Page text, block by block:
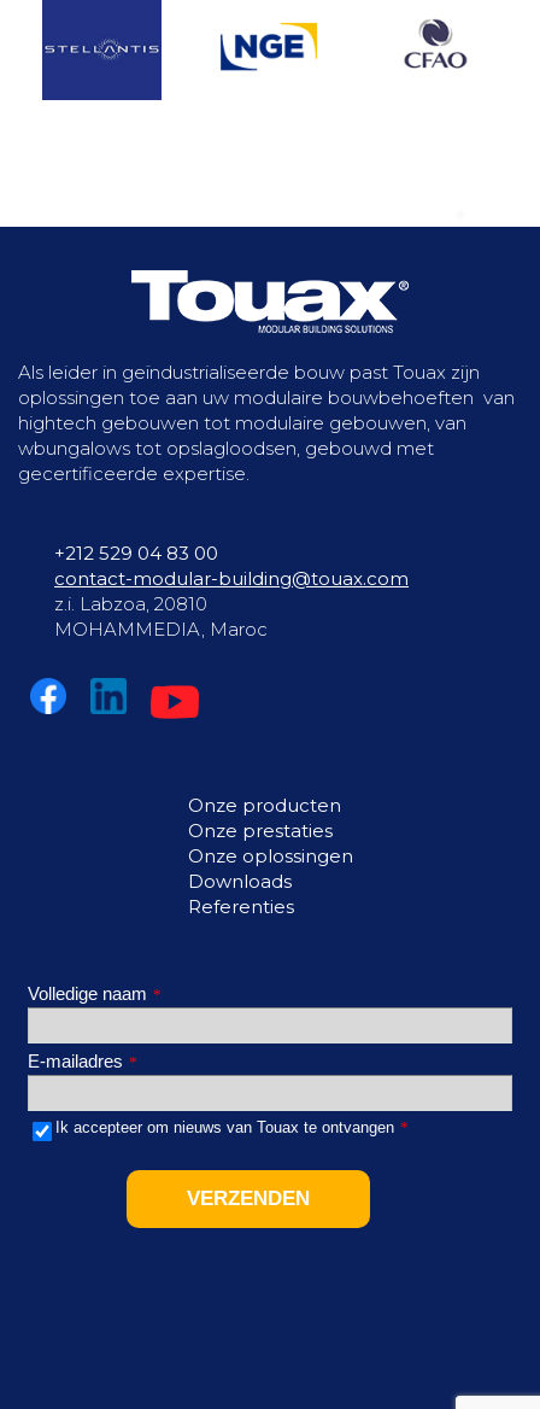
Als leider in geïndustrialiseerde bouw past Touax zijn
oplossingen toe aan uw modulaire bouwbehoeften van
hightech gebouwen tot modulaire gebouwen, van
wbungalows tot opslagloodsen, gebouwd met
gecertificeerde expertise.
+212 529 04 83 00
contact-modular-building@touax.com
z.i. Labzoa, 20810
MOHAMMEDIA, Maroc
Onze producten
Onze prestaties
Onze oplossingen
Downloads
Referenties